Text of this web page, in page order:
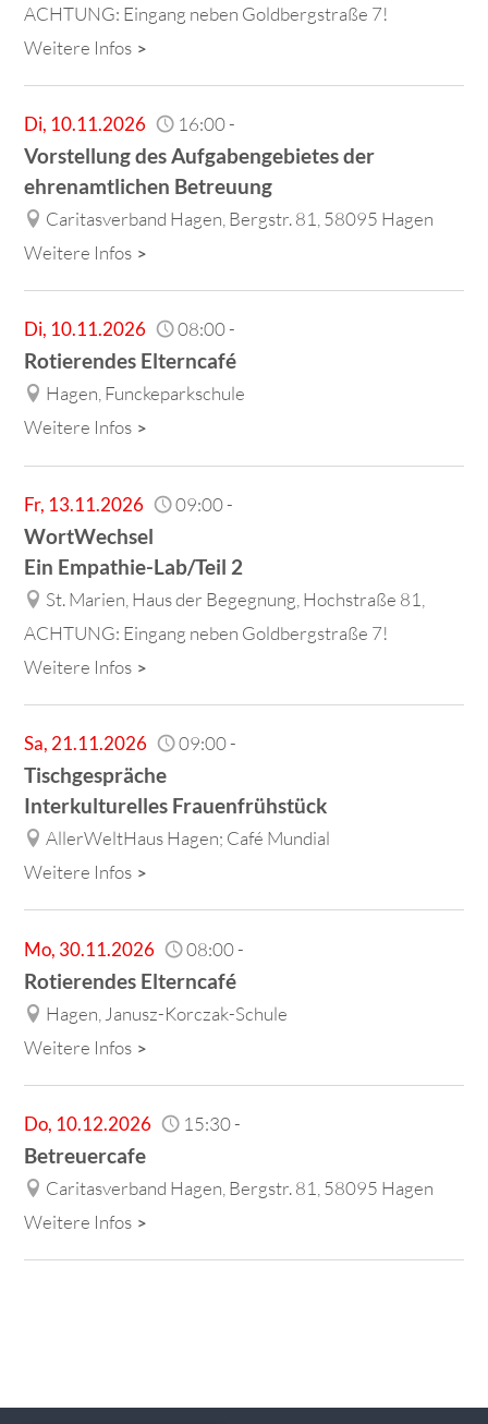
ACHTUNG: Eingang neben Goldbergstraße 7!
Weitere Infos
Di, 10.11.2026 16:00-
Vorstellung des Aufgabengebietes der
ehrenamtlichen Betreuung
Caritasverband Hagen, Bergstr. 81, 58095 Hagen
Weitere Infos
Di, 10.11.2026 08:00-
Rotierendes Elterncafé
Hagen, Funckeparkschule
Weitere Infos
Fr, 13.11.2026 09:00-
WortWechsel
Ein Empathie-Lab/Teil 2
St. Marien, Haus der Begegnung, Hochstraße 81,
ACHTUNG: Eingang neben Goldbergstraße 7!
Weitere Infos
Sa, 21.11.2026 09:00-
Tischgespräche
Interkulturelles Frauenfrühstück
AllerWeltHaus Hagen; Café Mundial
Weitere Infos
Mo, 30.11.2026 08:00-
Rotierendes Elterncafé
Hagen, Janusz-Korczak-Schule
Weitere Infos
Do, 10.12.2026 15:30-
Betreuercafe
Caritasverband Hagen, Bergstr. 81, 58095 Hagen
Weitere Infos